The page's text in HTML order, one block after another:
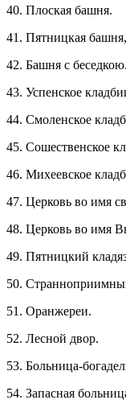
40. Плоская башня.
41. Пятницкая
42. Башня с беседкою.
43. Успенское
44. Смоленское
45. Сошественское
46. Михеевское
47. Церковь во имя
48. Церковь во имя
49. Пятницкий
50.
51. Оранжереи.
52. Лесной двор.
53. Больница-
54. Запасная